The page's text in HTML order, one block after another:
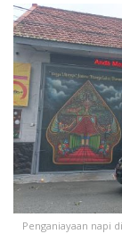
Penganiayaan napi